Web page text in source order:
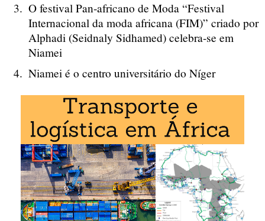
O festival Pan-africano de Moda “Festival
Internacional da moda africana (FIM)” criado por
Alphadi (Seidnaly Sidhamed) celebra-se em
Niamei
Niamei é o centro universitário do Níger